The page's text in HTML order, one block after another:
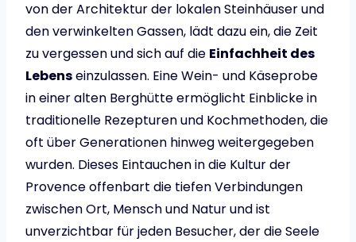
von der Architektur der lokalen Steinhäuser und
den verwinkelten Gassen, lädt dazu ein, die Zeit
zu vergessen und sich auf die Einfachheit des
Lebenseinzulassen. Eine Wein- und Käseprobe
in einer alten Berghütte ermöglicht Einblicke in
traditionelle Rezepturen und Kochmethoden, die
oft über Generationen hinweg weitergegeben
wurden. Dieses Eintauchen in die Kultur der
Provence offenbart die tiefen Verbindungen
zwischen Ort, Mensch und Natur und ist
unverzichtbar für jeden Besucher, der die Seele